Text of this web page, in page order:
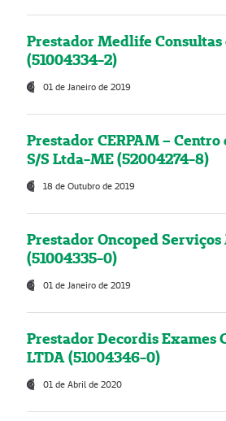
Prestador Medlife Consultas
(51004334-2)
01 de Janeiro de 2019
Prestador CERPAM –
S/S Ltda-ME (52004274-8)
18 de Outubro de 2019
Prestador Oncoped
(51004335-0)
01 de Janeiro de 2019
Prestador Decordis Exames
LTDA (51004346-0)
01 de Abril de 2020